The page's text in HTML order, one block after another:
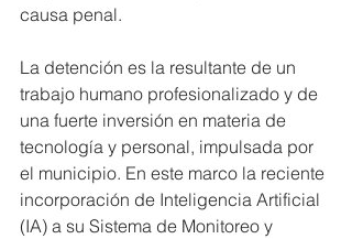
causa penal.
La detención es la resultante de un
trabajo humano profesionalizado y de
una fuerte inversión en materia de
tecnología y personal, impulsada por
el municipio. En este marco la reciente
incorporación de Inteligencia Artificial
(IA) a su Sistema de Monitoreo y